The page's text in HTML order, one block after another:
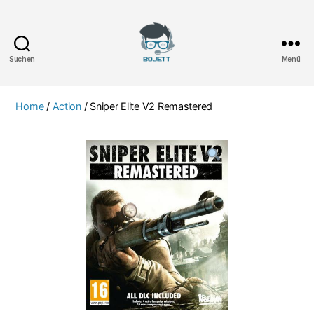
Suchen Menü
Home/ Action/ Sniper Elite V2 Remastered